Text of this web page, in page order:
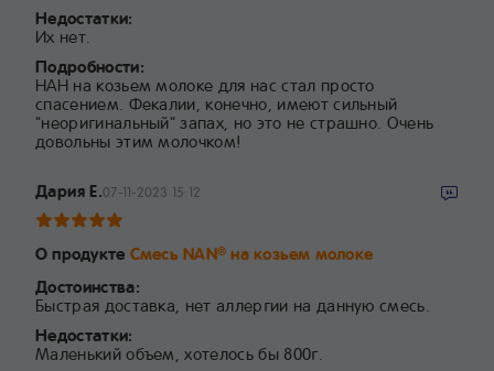
Недостатки:
Их нет.
Подробности:
НАН на козьем молоке для нас стал просто
спасением. Фекалии, конечно, имеют сильный
"неоригинальный" запах, но это не страшно. Очень
довольны этим молочком!
Дария Е.07-11-2023 15:12
О продукте Смесь NAN® на козьем молоке
Достоинства:
Быстрая доставка, нет аллергии на данную смесь.
Недостатки:
Маленький объем, хотелось бы 800г.